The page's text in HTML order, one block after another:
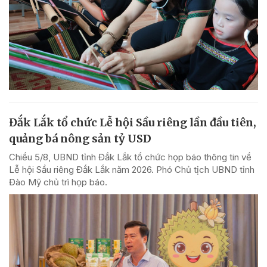
Đắk Lắk tổ chức Lễ hội Sầu riêng lần đầu tiên,
quảng bá nông sản tỷ USD
Chiều 5/8, UBND tỉnh Đắk Lắk tổ chức họp báo thông tin về
Lễ hội Sầu riêng Đắk Lắk năm 2026. Phó Chủ tịch UBND tỉnh
Đào Mỹ chủ trì họp báo.